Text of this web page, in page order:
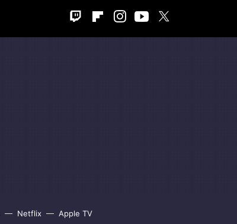
Twitch FlipboardInstagram
Youtube
Netflix Apple TV